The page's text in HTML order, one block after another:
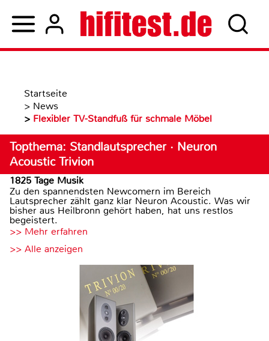
Startseite
> News
> Flexibler TV-Standfuß für schmale Möbel
Topthema: Standlautsprecher · Neuron
Acoustic Trivion
1825 Tage Musik
Zu den spannendsten Newcomern im Bereich
Lautsprecher zählt ganz klar Neuron Acoustic. Was wir
bisher aus Heilbronn gehört haben, hat uns restlos
begeistert.
>> Mehr erfahren
>> Alle anzeigen